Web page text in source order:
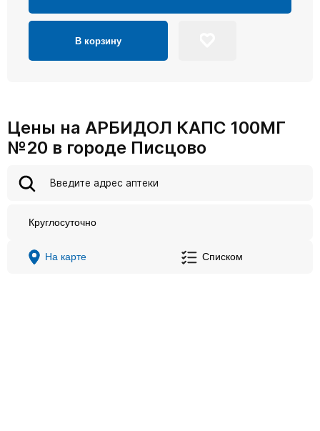
В корзину
Цены на АРБИДОЛ КАПС 100МГ
№20 в городе Писцово
Круглосуточно
На карте Списком